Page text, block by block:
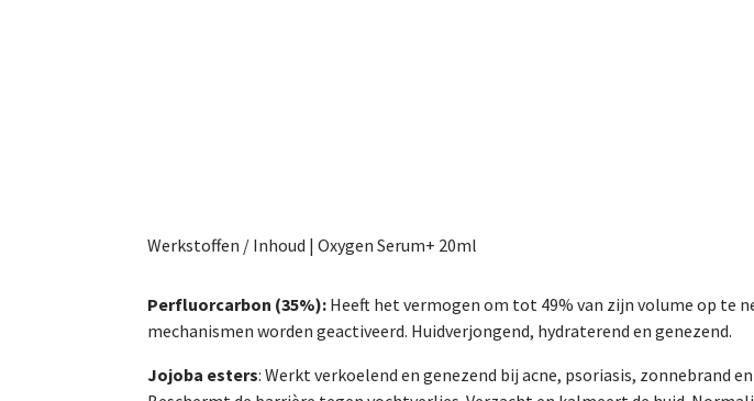
Werkstoffen / Inhoud | Oxygen Serum+ 20ml
Perfluorcarbon (35%): Heeft het vermogen om tot 49% van zijn volume op te
mechanismen worden geactiveerd. Huidverjongend, hydraterend en genezend.
Jojoba esters: Werkt verkoelend en genezend bij acne, psoriasis, zonnebrand